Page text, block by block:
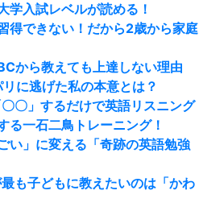
学入試レベルが読める！
できない！だから2歳から家庭
から教えても上達しない理由
に逃げた私の本意とは？
〇」するだけで英語リスニング
る一石二鳥トレーニング！
」に変える「奇跡の英語勉強
も子どもに教えたいのは「かわ